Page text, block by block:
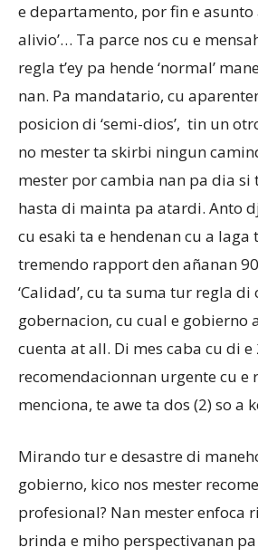
e departamento, por fin e asunto
alivio’… Ta parce nos cu e
regla t’ey pa hende ‘normal’
nan. Pa mandatario, cu
posicion di ‘semi-dios’, tin un
no mester ta skirbi ningun
mester por cambia nan pa dia si
hasta di mainta pa atardi. Anto
cu esaki ta e hendenan cu a laga
tremendo rapport den añanan
‘Calidad’, cu ta suma tur regla
gobernacion, cu cual e gobierno
cuenta at all. Di mes caba cu di e
recomendacionnan urgente cu e
menciona, te awe ta dos (2) so a
Mirando tur e desastre di
gobierno, kico nos mester
profesional? Nan mester enfoca
brinda e miho perspectivanan